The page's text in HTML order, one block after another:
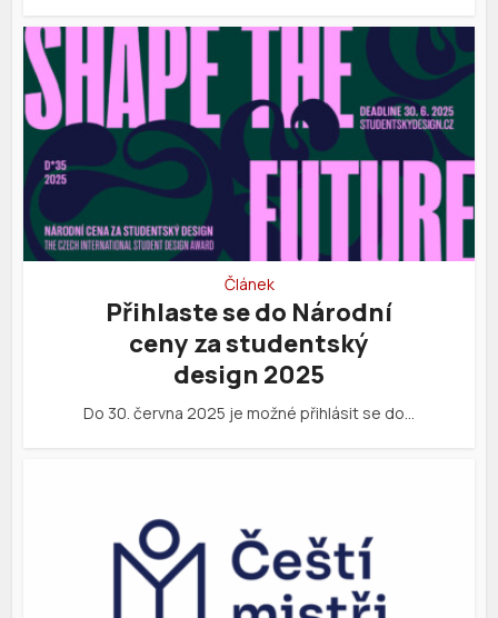
Článek
Přihlaste se do Národní
ceny za studentský
design 2025
Do 30. června 2025 je možné přihlásit se do…